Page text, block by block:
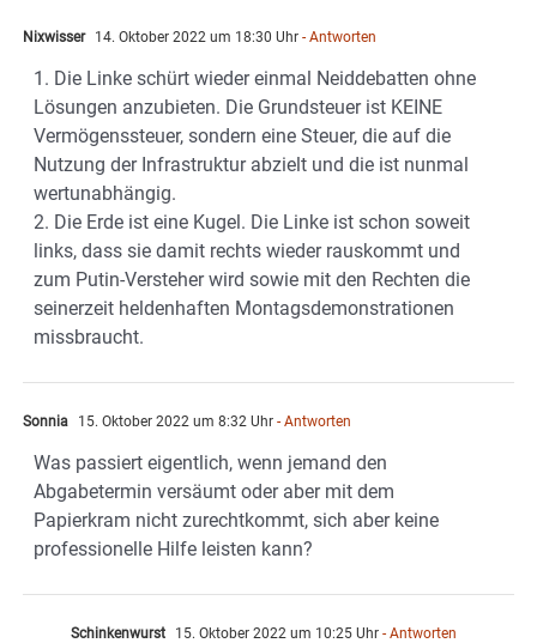
Nixwisser 14. Oktober 2022 um 18:30 Uhr - Antworten
1. Die Linke schürt wieder einmal Neiddebatten ohne
Lösungen anzubieten. Die Grundsteuer ist KEINE
Vermögenssteuer, sondern eine Steuer, die auf die
Nutzung der Infrastruktur abzielt und die ist nunmal
wertunabhängig.
2. Die Erde ist eine Kugel. Die Linke ist schon soweit
links, dass sie damit rechts wieder rauskommt und
zum Putin-Versteher wird sowie mit den Rechten die
seinerzeit heldenhaften Montagsdemonstrationen
missbraucht.
Sonnia 15. Oktober 2022 um 8:32 Uhr - Antworten
Was passiert eigentlich, wenn jemand den
Abgabetermin versäumt oder aber mit dem
Papierkram nicht zurechtkommt, sich aber keine
professionelle Hilfe leisten kann?
Schinkenwurst 15. Oktober 2022 um 10:25 Uhr - Antworten